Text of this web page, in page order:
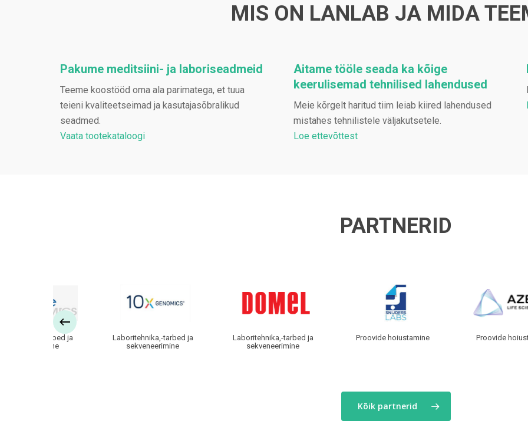
MIS ON LANLAB JA MIDA
Pakume meditsiini- ja laboriseadmeid
Teeme koostööd oma ala parimatega, et tuua
teieni kvaliteetseimad ja kasutajasõbralikud
seadmed.
Vaata tootekataloogi
Aitame tööle seada ka kõige
keerulisemad tehnilised lahendused
Meie kõrgelt haritud tiim leiab kiired lahendused
mistahes tehnilistele väljakutsetele.
Loe ettevõttest
PARTNERID
10x
Genomics
Laboritehnika,-tarbed ja
sekveneerimine
Domel
Laboritehnika,-tarbed ja
sekveneerimine
Snijders
Proovide hoiustamine Proovide
Lanlab
tarbed ja
sekveneerimine
Kõik partnerid